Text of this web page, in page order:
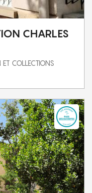
CHARLES
COLLECTIONS